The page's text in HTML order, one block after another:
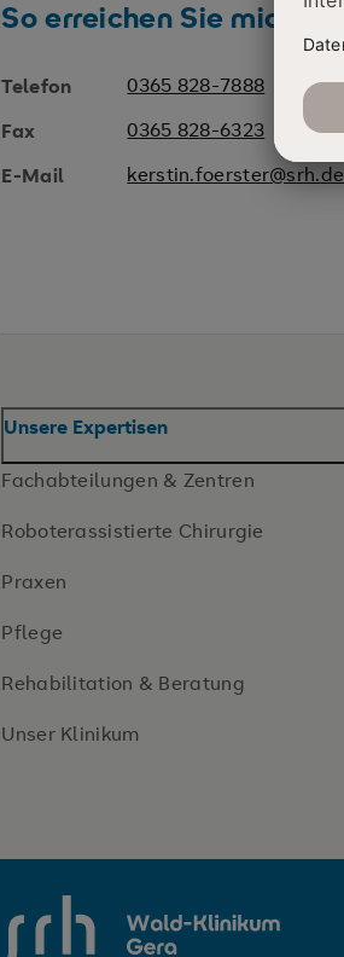
So erreichen Sie mich
Telefon
0365 828-7888
Fax
0365 828-6323
E-Mail
kerstin.foerster@srh.de
Unsere Expertisen
Fachabteilungen & Zentren
Roboterassistierte Chirurgie
Praxen
Pflege
Rehabilitation & Beratung
Unser Klinikum